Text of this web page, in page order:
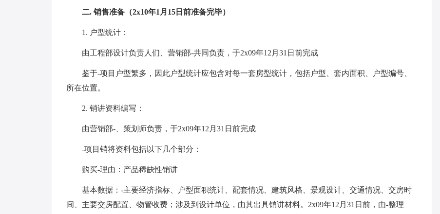
二. 销售准备（2x10年1月15日前准备完毕）
1. 户型统计：
由工程部设计负责人们、营销部-共同负责，于2x09年12月31日前完成
鉴于-项目户型繁多，因此户型统计应包含对每一套房型统计，包括户型、套内面积、户型编号、
所在位置。
2. 销讲资料编写：
由营销部-、策划师负责，于2x09年12月31日前完成
-项目销将资料包括以下几个部分：
购买-理由：产品稀缺性销讲
基本数据：-主要经济指标、户型面积统计、配套情况、建筑风格、景观设计、交通情况、交房时
间、主要交房配置、物管收费；涉及到设计单位，由其出具销讲材料。2x09年12月31日前，由-整理